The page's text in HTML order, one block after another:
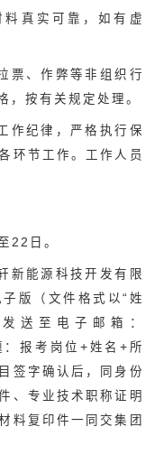
真实可靠，如有虚
票、作弊等非组织行
，按有关规定处理。
作纪律，严格执行保
环节工作。工作人员
22日。
新能源科技开发有限
版（文件格式以“姓
送至电子邮箱：
报考岗位+姓名+所
签字确认后，同身份
、专业技术职称证明
料复印件一同交集团